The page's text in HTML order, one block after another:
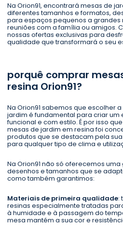
Na Orion91, encontrará mesas de
diferentes tamanhos e formatos,
para espaços pequenos a grandes
reuniões com a família ou amigos.
nossas ofertas exclusivas para
qualidade que transformará o seu
porquê comprar
resina Orion91?
Na Orion91 sabemos que escolher
jardim é fundamental para criar um
funcional e com estilo. É por isso
mesas de jardim em resina foi
produtos que se destacam pela
para qualquer tipo de clima e
Na Orion91 não só oferecemos
desenhos e tamanhos que se
como também garantimos:
Materiais de primeira qualidade:
resinas especialmente tratadas
à humidade e à passagem do
mesa mantém a sua cor e